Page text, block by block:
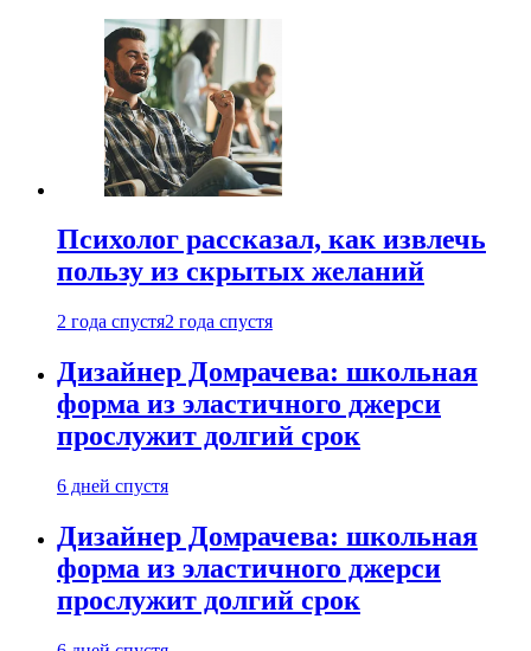
Психолог рассказал, как извлечь
пользу из скрытых желаний
2 года спустя2 года спустя
Дизайнер Домрачева: школьная
форма из эластичного джерси
прослужит долгий срок
6 дней спустя
Дизайнер Домрачева: школьная
форма из эластичного джерси
прослужит долгий срок